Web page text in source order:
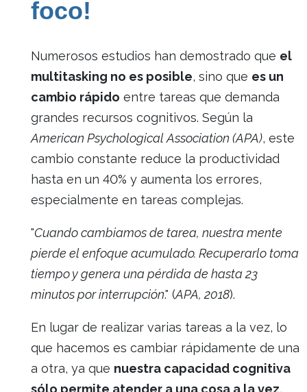
foco!
Numerosos estudios han demostrado que el
multitasking no es posible, sino que es un
cambio rápido entre tareas que demanda
grandes recursos cognitivos. Según la
American Psychological Association (APA), este
cambio constante reduce la productividad
hasta en un 40% y aumenta los errores,
especialmente en tareas complejas.
"Cuando cambiamos de tarea, nuestra mente
pierde el enfoque acumulado. Recuperarlo toma
tiempo y genera una pérdida de hasta 23
minutos por interrupción." (APA, 2018).
En lugar de realizar varias tareas a la vez, lo
que hacemos es cambiar rápidamente de una
a otra, ya que nuestra capacidad cognitiva